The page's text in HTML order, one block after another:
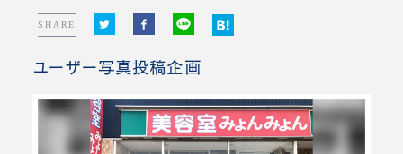
SHARE
ユーザー写真投稿企画